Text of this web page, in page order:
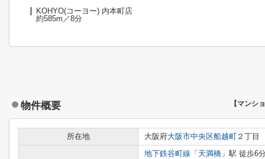
KOHYO(コーヨー) 内本町店
約585m／8分
物件概要 【マンシ
所在地 大阪府大阪市中央区船越町 ２丁目
地下鉄谷町線 「 天満橋 」駅 徒歩6